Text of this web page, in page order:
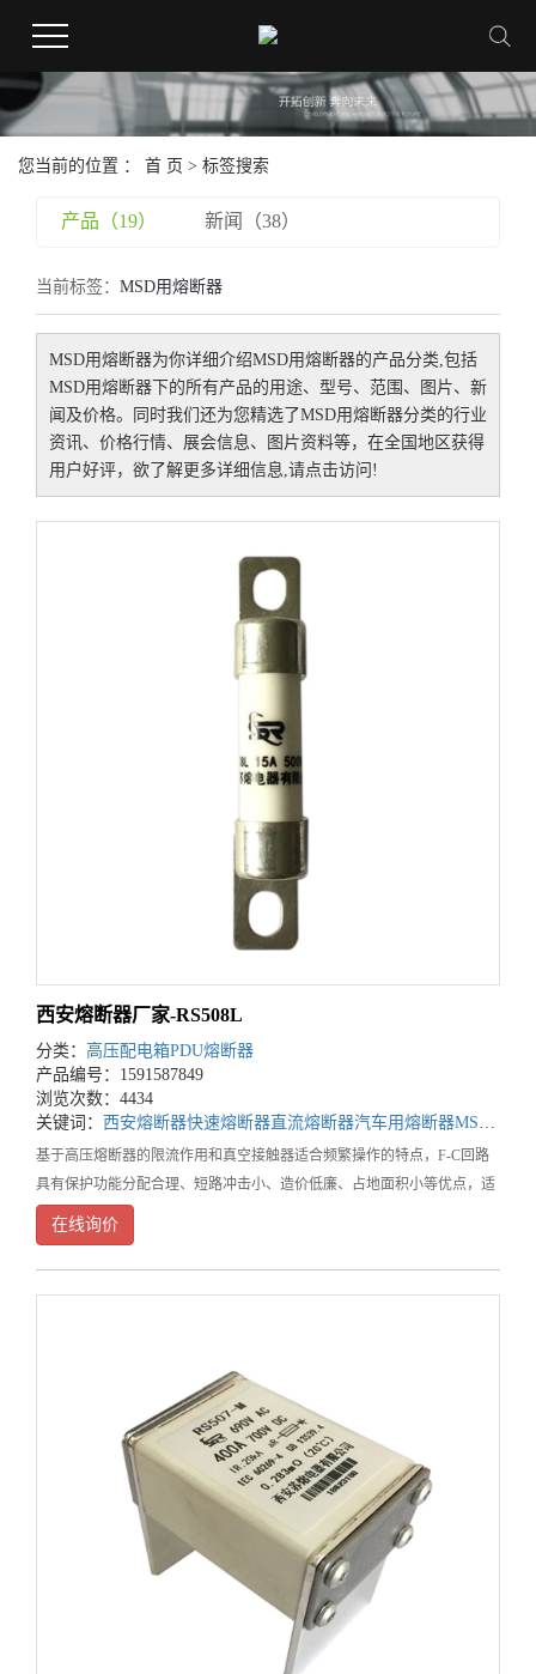
您当前的位置 ： 首 页 > 标签搜索
产品（19） 新闻（38）
当前标签： MSD用熔断器
MSD用熔断器为你详细介绍MSD用熔断器的产品分类,包括
MSD用熔断器 下的所有产品的用途、型号、范围、图片、新
闻及价格。同时我们还为您精选了MSD用熔断器分类的行业
资讯、价格行情、展会信息、图片资料等，在全国地区获得
用户好评，欲了解更多详细信息,请点击访问!
西安熔断器厂家-RS508L
分类： 高压配电箱PDU熔断器
产品编号：1591587849
浏览次数：4434
关键词： 西安熔断器快速熔断器直流熔断器汽车用熔断器MSD用熔断器
基于高压熔断器的限流作用和真空接触器适合频繁操作的特点，F-C回路
具有保护功能分配合理、短路冲击小、造价低廉、占地面积小等优点，适
合于3~10kV电压等级的中小型负荷或频繁操作负荷使用，西安熔断器厂家
在火力发电厂中的应用比较广泛。F-C回路
在线询价